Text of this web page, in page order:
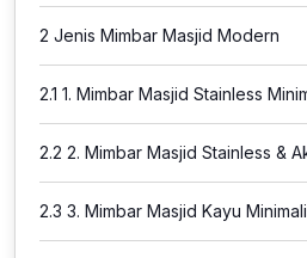
2 Jenis Mimbar Masjid Modern
2.1 1. Mimbar Masjid Stainless
2.2 2. Mimbar Masjid Stainless &
2.3 3. Mimbar Masjid Kayu